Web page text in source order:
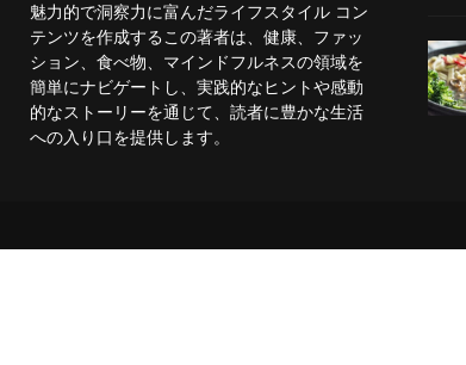
魅力的で洞察力に富んだライフスタイル コン
テンツを作成するこの著者は、健康、ファッ
ション、食べ物、マインドフルネスの領域を
簡単にナビゲートし、実践的なヒントや感動
的なストーリーを通じて、読者に豊かな生活
への入り口を提供します。